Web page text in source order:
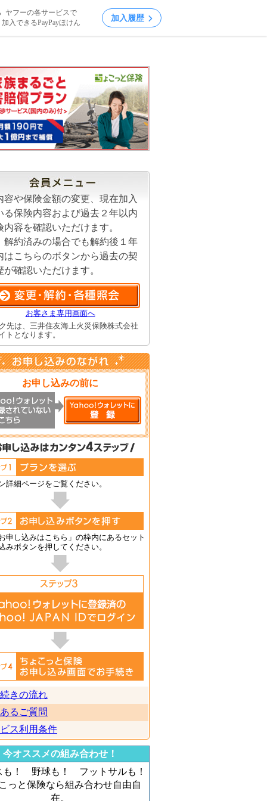
加入履歴
ヤフーの各サービスで
加入できるPayPayほけん
容や保険金額の変更、現在加入
る保険内容および過去２年以内
内容を確認いただけます。
解約済みの場合でも解約後１年
はこちらのボタンから過去の契
が確認いただけます。
お客さま専用画面へ
先は、三井住友海上火災保険株式会社
トとなります。
お申し込みの前に
詳細ページをご覧ください。
申し込みはこちら」の枠内にあるセット
みボタンを押してください。
きの流れ
るご質問
ス利用条件
今オススメの組み合わせ！
も！ 野球も！ フットサルも！
っと保険なら組み合わせ自由自
在。